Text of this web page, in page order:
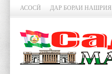
АСОСӢ ДАР БОРАИ НАШРИЯ